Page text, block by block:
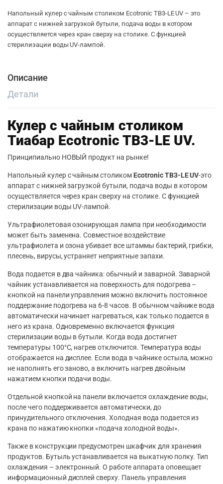
Напольный кулер с чайным столиком Ecotronic TB3-LE UV – это
аппарат с нижней загрузкой бутыли, подача воды в котором
осуществляется через кран сверху на столике. С функцией
стерилизации воды UV-лампой.
Описание
Детали
Кулер с чайным столиком
Тиабар Ecotronic TB3-LE UV.
Принципиально НОВЫЙ продукт на рынке!
Напольный кулер с чайным столиком Ecotronic TB3-LE UV-это
аппарат с нижней загрузкой бутыли, подача воды в котором
осуществляется через кран сверху на столике. С функцией
стерилизации воды UV-лампой.
Ультрафиолетовая озонирующая лампа при необходимости
может быть заменена. Совместное воздействие
ультрафиолета и озона убивает все штаммы бактерий, грибки,
плесень, вирусы, устраняет неприятные запахи.
Вода подается в два чайника: обычный и заварной. Заварной
чайник устанавливается на поверхность для подогрева –
кнопкой на панели управления можно включить постоянное
поддержание подогрева на 6-8 часов. В обычном чайнике вода
автоматически начинает нагреваться, как только подается в
него из крана. Одновременно включается функция
стерилизации воды в бутыли. Когда вода достигнет
температуры 100°С, нагрев отключится. Температура воды
отображается на дисплее. Если вода в чайнике остыла, можно
не наполнять его заново, а включить нагрев двойным
нажатием кнопки подачи воды.
Отдельной кнопкой на панели включается охлаждение воды,
после чего поддерживается автоматически, до
принудительного отключения. Холодная вода подается из
крана по нажатию кнопки «подача холодной воды».
Также в конструкции предусмотрен шкафчик для хранения
продуктов. Бутыль устанавливается на выкатную полку. Тип
охлаждения – электронный. О работе аппарата оповещает
информационный дисплей сверху. Панель управления